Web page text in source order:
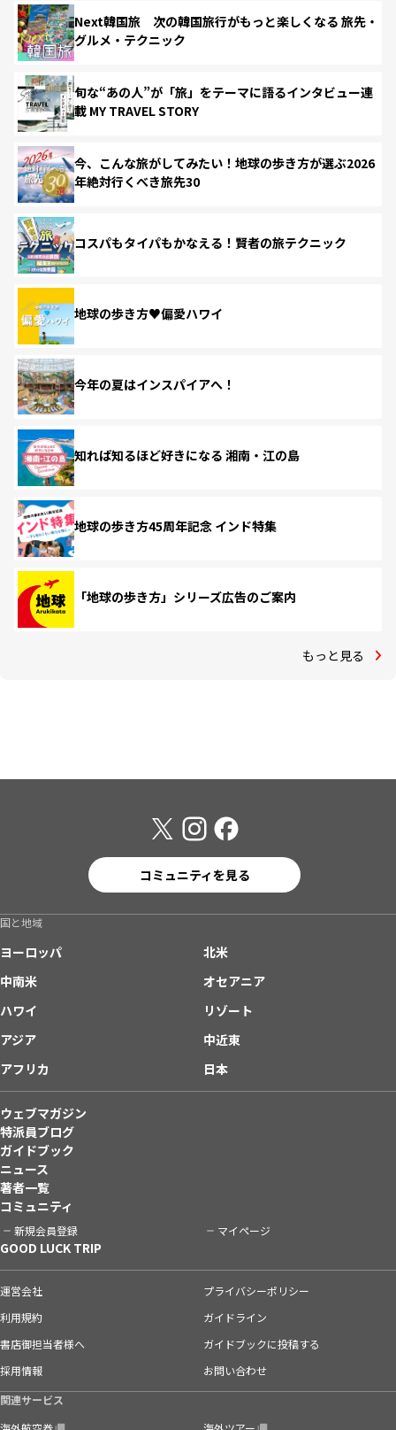
Next韓国旅 次の韓国旅行がもっと楽しくなる 旅先・
グルメ・テクニック
旬な“あの人”が「旅」をテーマに語るインタビュー連
載 MY TRAVEL STORY
今、こんな旅がしてみたい！地球の歩き方が選ぶ2026
年絶対行くべき旅先30
コスパもタイパもかなえる！賢者の旅テクニック
地球の歩き方♥偏愛ハワイ
今年の夏はインスパイアへ！
知れば知るほど好きになる 湘南・江の島
地球の歩き方45周年記念 インド特集
「地球の歩き方」シリーズ広告のご案内
もっと見る
コミュニティを見る
国と地域
ヨーロッパ
北米
中南米
オセアニア
ハワイ
リゾート
アジア
中近東
アフリカ
日本
ウェブマガジン
特派員ブログ
ガイドブック
ニュース
著者一覧
コミュニティ
新規会員登録 マイページ
GOOD LUCK TRIP
運営会社
プライバシーポリシー
利用規約
ガイドライン
書店御担当者様へ
ガイドブックに投稿する
採用情報
お問い合わせ
関連サービス